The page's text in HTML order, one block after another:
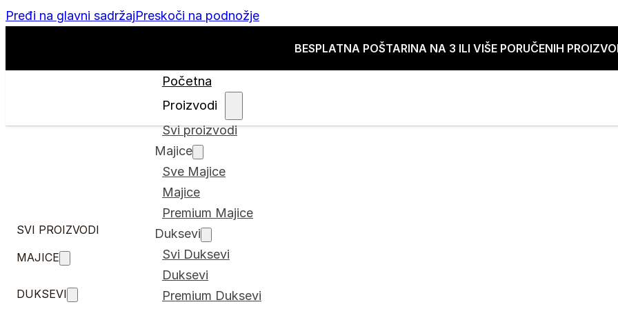
Pređi na glavni sadržajPreskoči na podnožje
BESPLATNA POŠTARINA NA 3 ILI VIŠE PORUČENIH
Početna
Proizvodi
Svi proizvodi
Majice
Sve Majice
Majice
Premium Majice
Duksevi
Svi Duksevi
Duksevi
Premium Duksevi
SVI PROIZVODI
MAJICE
DUKSEVI